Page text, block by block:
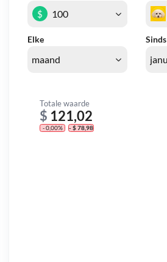
Elke Sinds
$
Totale waarde
$ 121,02
- 0,00% - $ 78,98